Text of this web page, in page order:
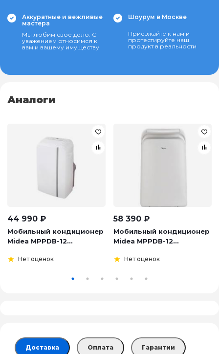
Аккуратные и вежливые
мастера
Мы любим свое дело. С
уважением относимся к
вам и вашему имуществу
Шоурум в Москве
Приезжайте к нам и
протестируйте наш
продукт в реальности
Аналоги
44 990 ₽
Мобильный кондиционер
Midea MPPDB-12...
Нет оценок
58 390 ₽
Мобильный кондиционер
Midea MPPDB-12...
Нет оценок
Доставка Оплата Гарантии